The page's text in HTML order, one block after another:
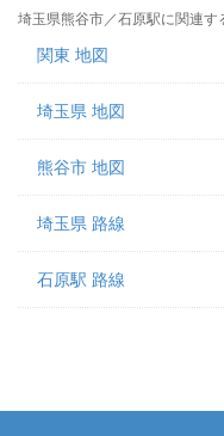
埼玉県熊谷市／石原駅に関連す
関東 地図
埼玉県 地図
熊谷市 地図
埼玉県 路線
石原駅 路線